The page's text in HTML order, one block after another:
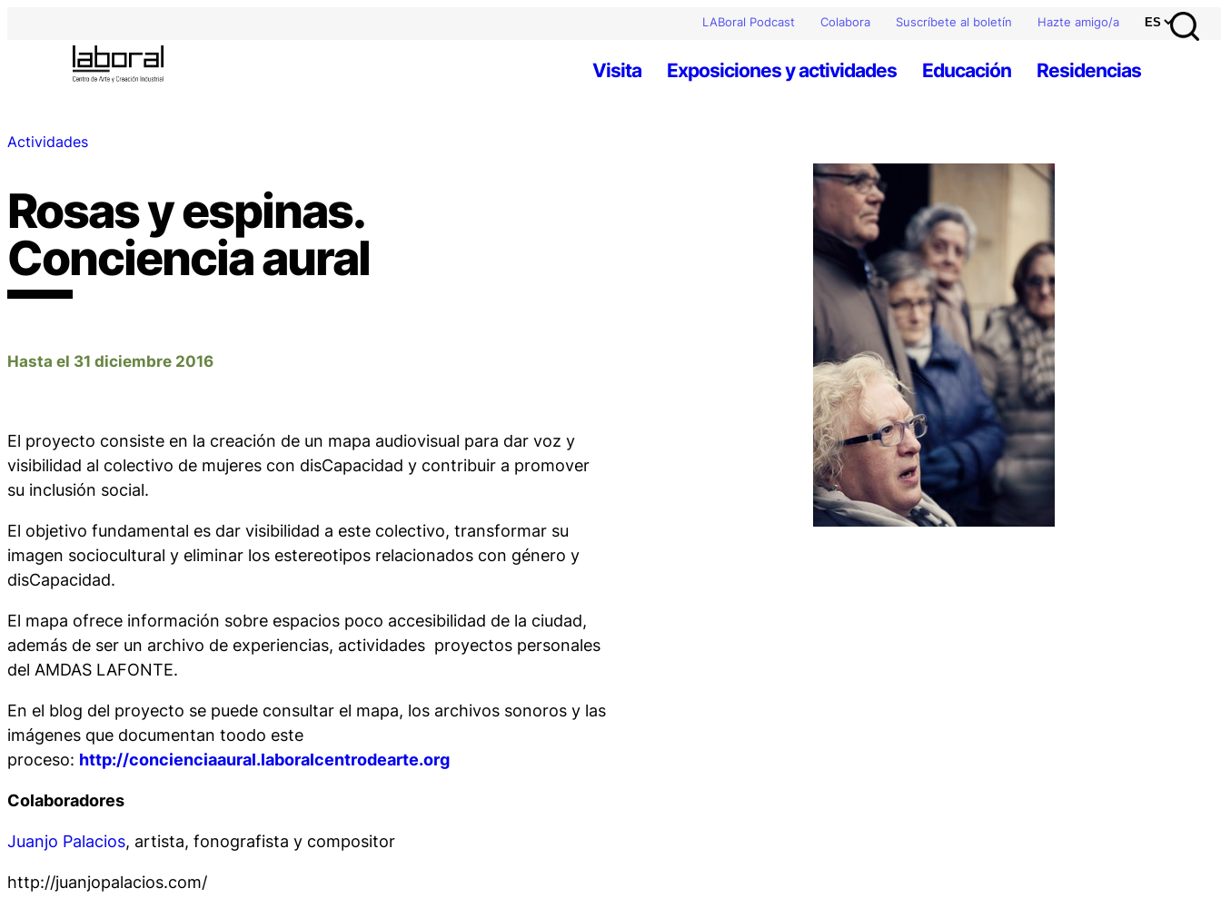
LABoral Podcast Colabora Suscríbete al boletín Hazte amigo/a
Visita Exposiciones y actividades Educación Residencias
Actividades
Rosas y espinas.
Conciencia aural
Hasta el 31 diciembre 2016
El proyecto consiste en la creación de un mapa audiovisual para dar voz y
visibilidad al colectivo de mujeres con disCapacidad y contribuir a promover
su inclusión social.
El objetivo fundamental es dar visibilidad a este colectivo, transformar su
imagen sociocultural y eliminar los estereotipos relacionados con género y
disCapacidad.
El mapa ofrece información sobre espacios poco accesibilidad de la ciudad,
además de ser un archivo de experiencias, actividades proyectos personales
del AMDAS LAFONTE.
En el blog del proyecto se puede consultar el mapa, los archivos sonoros y las
imágenes que documentan toodo este
proceso: http://concienciaaural.laboralcentrodearte.org
Colaboradores
Juanjo Palacios, artista, fonografista y compositor
http://juanjopalacios.com/